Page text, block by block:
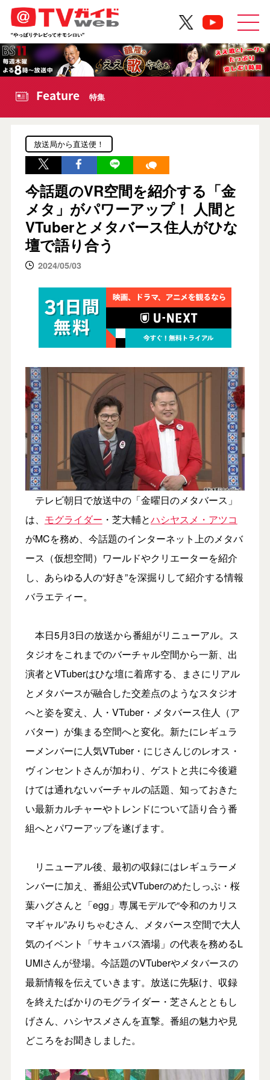
Feature 特集
放送局から直送便！
今話題のVR空間を紹介する「金
メタ」がパワーアップ！ 人間と
VTuberとメタバース住人がひな
壇で語り合う
2024/05/03
テレビ朝日で放送中の「金曜日のメタバース」
は、 モグライダー ・芝大輔とハシヤスメ・アツコ
がMCを務め、今話題のインターネット上のメタバ
ース（仮想空間）ワールドやクリエーターを紹介
し、あらゆる人の“好き”を深掘りして紹介する情報
バラエティー。
本日5月3日の放送から番組がリニューアル。ス
タジオをこれまでのバーチャル空間から一新、出
演者とVTuberはひな壇に着席する、まさにリアル
とメタバースが融合した交差点のようなスタジオ
へと姿を変え、人・VTuber・メタバース住人（ア
バター）が集まる空間へと変化。新たにレギュラ
ーメンバーに人気VTuber・にじさんじのレオス・
ヴィンセントさんが加わり、ゲストと共に今後避
けては通れないバーチャルの話題、知っておきた
い最新カルチャーやトレンドについて語り合う番
組へとパワーアップを遂げます。
リニューアル後、最初の収録にはレギュラーメ
ンバーに加え、番組公式VTuberのめたしっぷ・桜
葉ハグさんと「egg」専属モデルで“令和のカリス
マギャル”みりちゃむさん、メタバース空間で大人
気のイベント「サキュバス酒場」の代表を務めるL
UMIさんが登場。今話題のVTuberやメタバースの
最新情報を伝えていきます。放送に先駆け、収録
を終えたばかりのモグライダー・芝さんとともし
げさん、ハシヤスメさんを直撃。番組の魅力や見
どころをお聞きしました。